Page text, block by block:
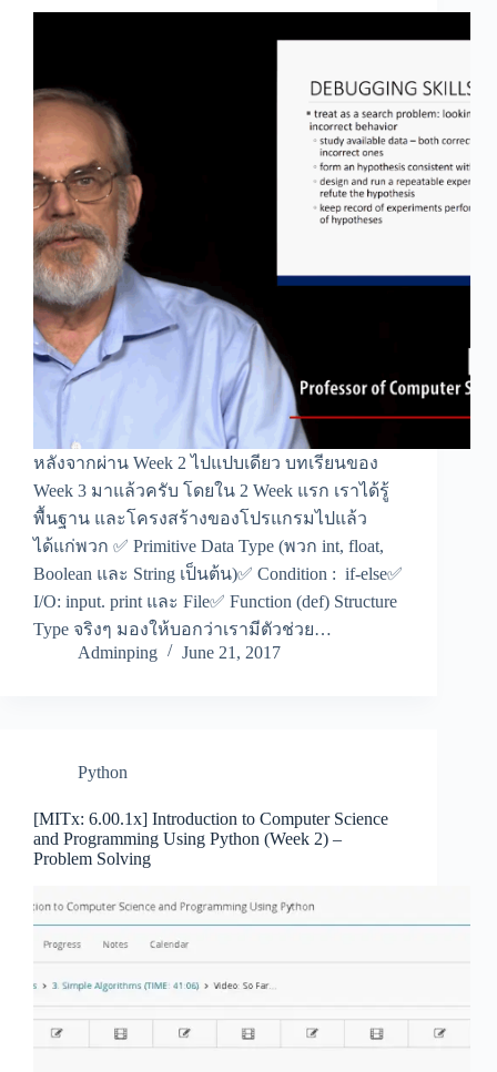
หลังจากผ่าน Week 2 ไปแปบเดียว บทเรียนของ
Week 3 มาแล้วครับ โดยใน 2 Week แรก เราได้รู้
พื้นฐาน และโครงสร้างของโปรแกรมไปแล้ว
ได้แก่พวก ✅ Primitive Data Type (พวก int, float,
Boolean และ String เป็นต้น)✅ Condition : if-else✅
I/O: input. print และ File✅ Function (def) Structure
Type จริงๆ มองให้บอกว่าเรามีตัวช่วย…
Adminping
June 21, 2017
Python
[MITx: 6.00.1x] Introduction to Computer Science
and Programming Using Python (Week 2) –
Problem Solving